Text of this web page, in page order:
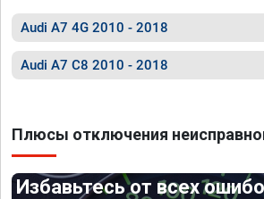
Audi A7 4G 2010 - 2018
Audi A7 C8 2010 - 2018
Плюсы отключения
Избавьтесь от всех